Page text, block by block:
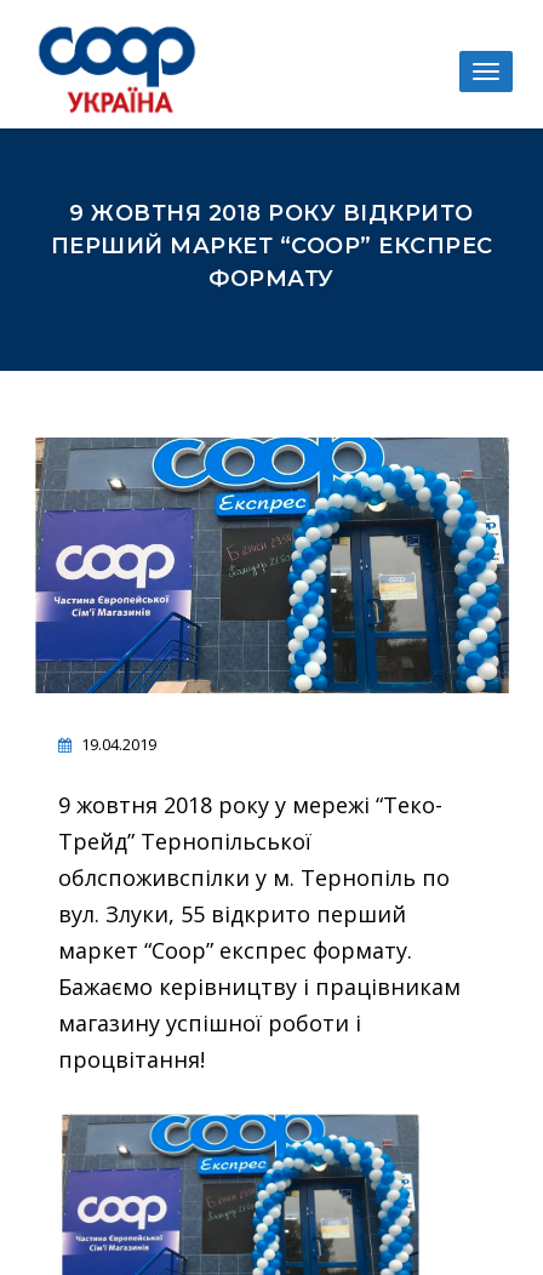
9 ЖОВТНЯ 2018 РОКУ ВІДКРИТО
ПЕРШИЙ МАРКЕТ “СООР” ЕКСПРЕС
ФОРМАТУ
19.04.2019
9 жовтня 2018 року у мережі “Теко-
Трейд” Тернопільської
облспоживспілки у м. Тернопіль по
вул. Злуки, 55 відкрито перший
маркет “Соор” експрес формату.
Бажаємо керівництву і працівникам
магазину успішної роботи і
процвітання!